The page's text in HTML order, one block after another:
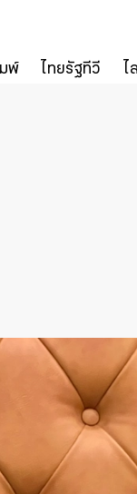
พ์ ไทยรัฐทีวี ไ